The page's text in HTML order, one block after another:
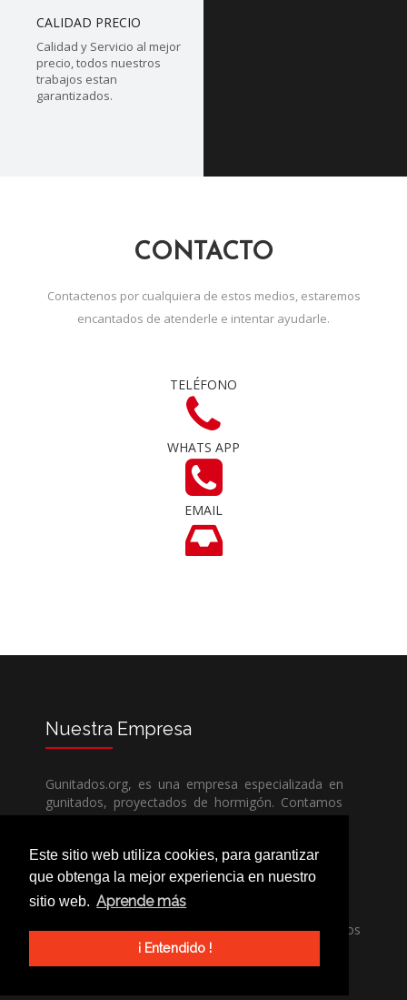
Este sitio web utiliza cookies, para garantizar
que obtenga la mejor experiencia en nuestro
sitio web. Aprende más
¡ Entendido !
CALIDAD PRECIO
Calidad y Servicio al mejor
precio, todos nuestros
trabajos estan
garantizados.
CONTACTO
Contactenos por cualquiera de estos medios, estaremos
encantados de atenderle e intentar ayudarle.
TELÉFONO
WHATS APP
EMAIL
Nuestra Empresa
Gunitados.org, es una empresa especializada en
gunitados, proyectados de hormigón. Contamos
con todos los medios humanos y técnicos, para
competencia.
Si necesita una empresa de gunitados, no dude
en llamarnos, nuestros técnicos estran encantados
de poder ayudarle, ya sea usted particular o
profesional.